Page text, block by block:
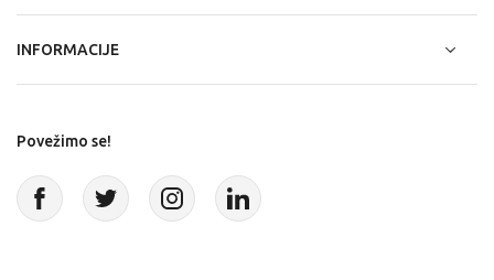
INFORMACIJE
Povežimo se!